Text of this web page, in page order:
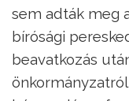
sem adták meg
bírósági
beavatkozás